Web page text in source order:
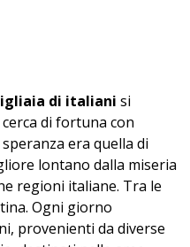
di italiani si
di fortuna con
era quella di
lontano dalla miseria
regioni italiane. Tra le
Ogni giorno
provenienti da diverse